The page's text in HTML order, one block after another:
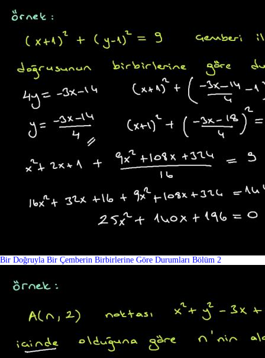
Bir Doğruyla Bir Çemberin Birbirlerine Göre Durumları Bölüm 2